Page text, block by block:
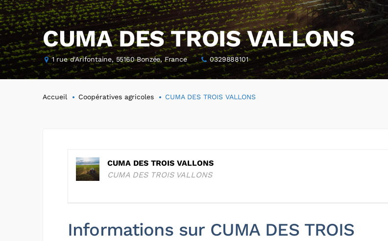
CUMA DES TROIS VALLONS
1 rue d'Arifontaine, 55160 Bonzée, France 0329888101
Accueil Coopératives agricoles CUMA DES TROIS VALLONS
CUMA DES TROIS VALLONS
CUMA DES TROIS VALLONS
Informations sur CUMA DES TROIS